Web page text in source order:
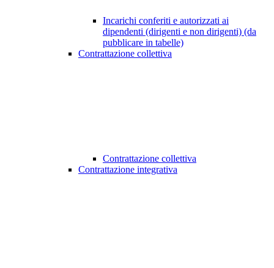
Incarichi conferiti e autorizzati ai
dipendenti (dirigenti e non dirigenti) (da
pubblicare in tabelle)
Contrattazione collettiva
Contrattazione collettiva
Contrattazione integrativa